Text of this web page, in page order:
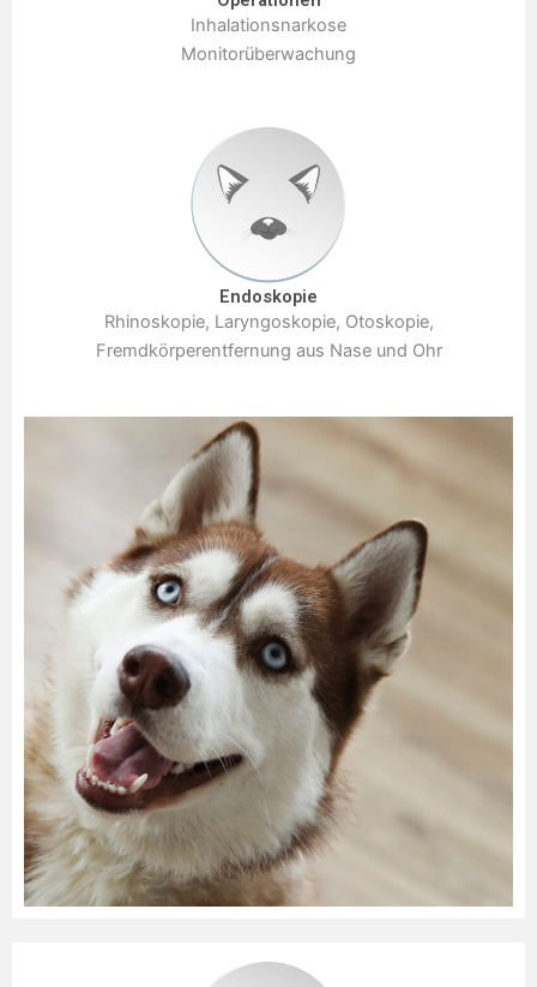
Inhalationsnarkose
Monitorüberwachung
Endoskopie
Rhinoskopie, Laryngoskopie, Otoskopie,
Fremdkörperentfernung aus Nase und Ohr